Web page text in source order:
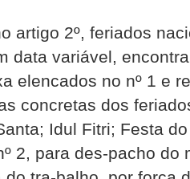
artigo 2º, feriados
data variável,
elencados no nº 1 e
concretas dos
Idul Fitri; Festa
2, para des-pacho do